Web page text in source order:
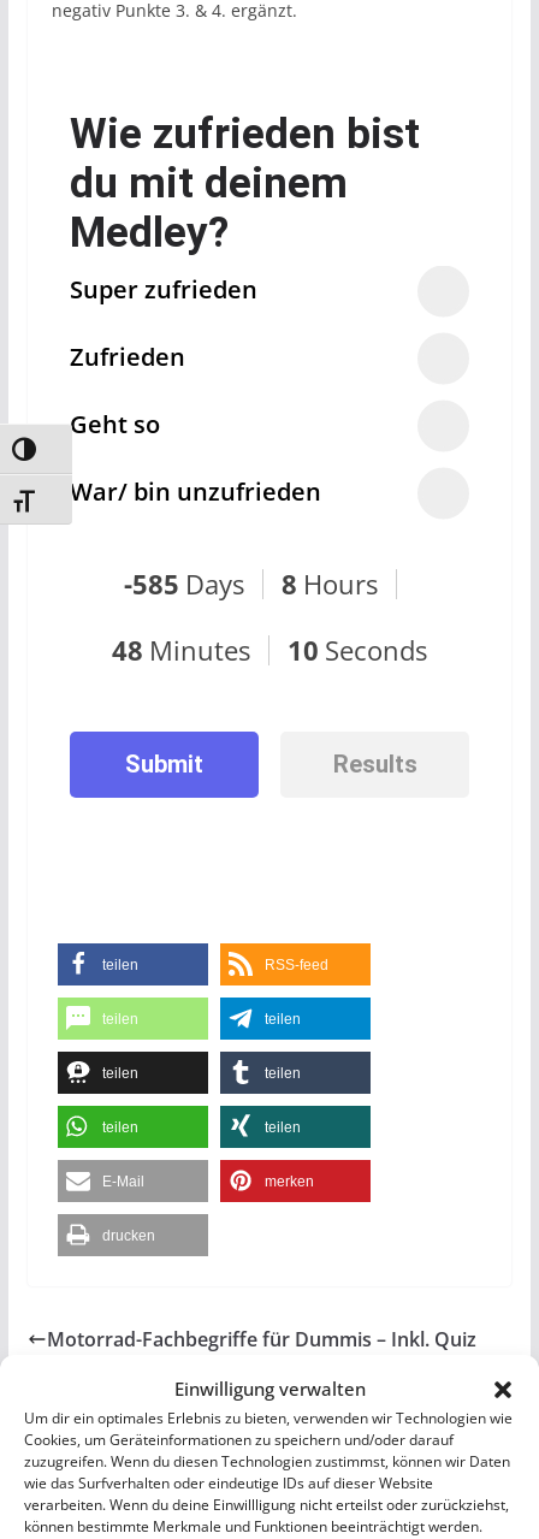
Einwilligung verwalten
Um dir ein optimales Erlebnis zu bieten, verwenden wir Technologien wie
Cookies, um Geräteinformationen zu speichern und/oder darauf
zuzugreifen. Wenn du diesen Technologien zustimmst, können wir Daten
wie das Surfverhalten oder eindeutige IDs auf dieser Website
verarbeiten. Wenn du deine Einwillligung nicht erteilst oder zurückziehst,
können bestimmte Merkmale und Funktionen beeinträchtigt werden.
Umschalten auf hohe Kontraste
Schrift vergrößern
negativ Punkte 3. & 4. ergänzt.
Wie zufrieden bist
du mit deinem
Medley?
Super zufrieden
Zufrieden
Geht so
War/ bin unzufrieden
-585 Days 8 Hours
48 Minutes 9Seconds
Submit Results
teilen RSS-feed
teilen teilen
teilen teilen
teilen teilen
E-Mail merken
drucken
Motorrad-Fachbegriffe für Dummis – Inkl. Quiz
Vom Piaggio Medley 150 S zum Piaggio Beverly
400